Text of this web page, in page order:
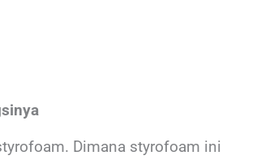
Dimana styrofoam ini